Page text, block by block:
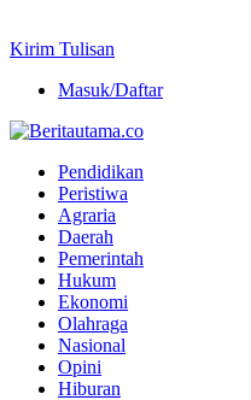
Kirim Tulisan
Masuk/Daftar
Pendidikan
Peristiwa
Agraria
Daerah
Pemerintah
Hukum
Ekonomi
Olahraga
Nasional
Opini
Hiburan